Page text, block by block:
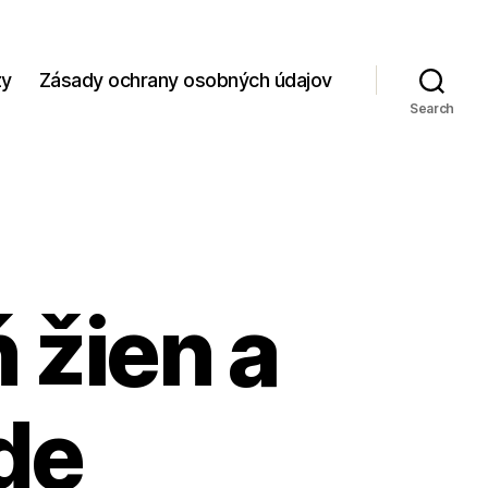
Zásady ochrany osobných údajov
Search
žien a